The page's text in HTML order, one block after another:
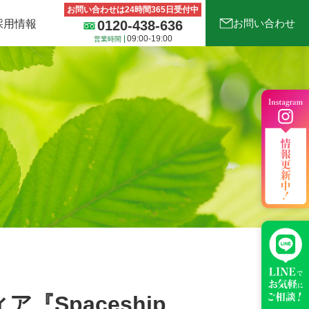
お問い合わせは24時間365日受付中
0120-438-636
営業時間 09:00-19:00
他サービス 古着deワクチンについて
用情報 お問い合わせ